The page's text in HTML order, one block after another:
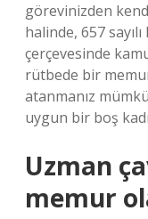
görevinizden
halinde, 657
çerçevesinde
rütbede bir
atanmanız
uygun bir boş
Uzman
memur